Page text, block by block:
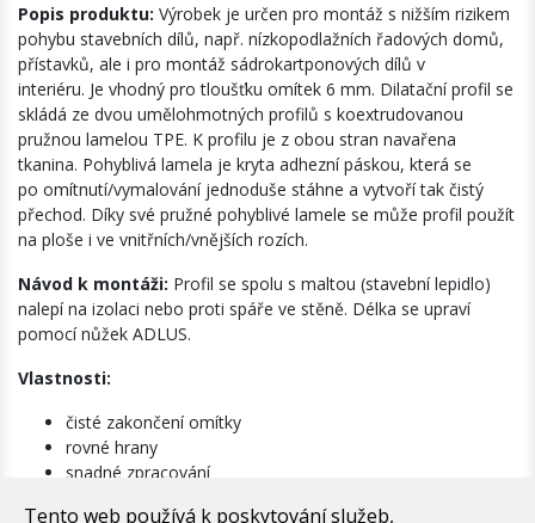
Tento web používá k poskytování služeb,
Popis produktu: Výrobek je určen pro montáž s nižším rizikem
pohybu stavebních dílů, např. nízkopodlažních řadových domů,
přístavků, ale i pro montáž sádrokartponových dílů v
interiéru. Je vhodný pro tloušťku omítek 6 mm. Dilatační profil se
skládá ze dvou umělohmotných profilů s koextrudovanou
pružnou lamelou TPE. K profilu je z obou stran navařena
tkanina. Pohyblivá lamela je kryta adhezní páskou, která se
po omítnutí/vymalování jednoduše stáhne a vytvoří tak čistý
přechod. Díky své pružné pohyblivé lamele se může profil použít
na ploše i ve vnitřních/vnějších rozích.
Návod k montáži: Profil se spolu s maltou (stavební lepidlo)
nalepí na izolaci nebo proti spáře ve stěně. Délka se upraví
pomocí nůžek ADLUS.
Vlastnosti:
čisté zakončení omítky
rovné hrany
snadné zpracování